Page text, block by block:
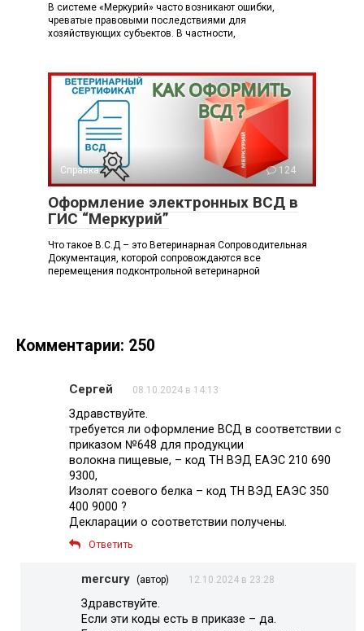
В системе «Меркурий» часто возникают ошибки,
чреватые правовыми последствиями для
хозяйствующих субъектов. В частности,
Справка 124
Оформление электронных ВСД в
ГИС “Меркурий”
Что такое В.С.Д – это Ветеринарная Сопроводительная
Документация, которой сопровождаются все
перемещения подконтрольной ветеринарной
Комментарии: 250
Сергей 08.10.2024 в 14:13
Здравствуйте.
требуется ли оформление ВСД в соответствии с
приказом №648 для продукции
волокна пищевые, – код ТН ВЭД ЕАЭС 210 690
9300,
Изолят соевого белка – код ТН ВЭД ЕАЭС 350
400 9000 ?
Декларации о соответствии получены.
Ответить
mercury (автор) 12.10.2024 в 23:28
Здравствуйте.
Если эти коды есть в приказе – да.